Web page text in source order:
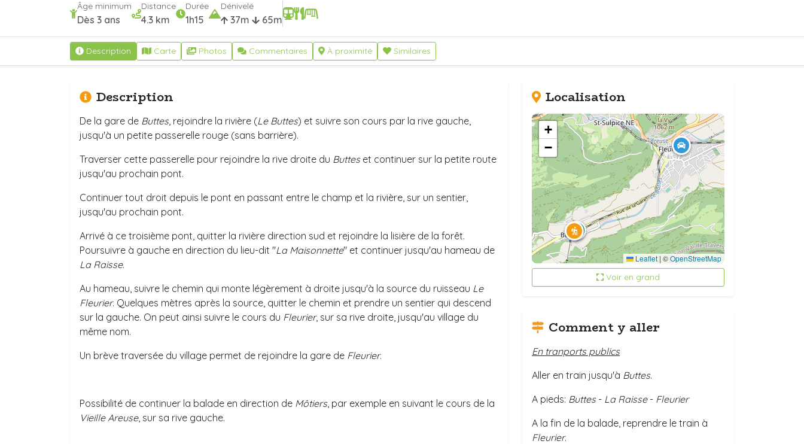
Âge minimum
Dès 3 ans
Distance
4.3 km
Durée
1h15
Dénivelé
37m 65m
Description Carte Photos Commentaires À proximité Similaires
Description
De la gare de Buttes, rejoindre la rivière (Le Buttes) et suivre son cours par la rive gauche,
jusqu'à un petite passerelle rouge (sans barrière).
Traverser cette passerelle pour rejoindre la rive droite du Buttes et continuer sur la petite route
jusqu'au prochain pont.
Continuer tout droit depuis le pont en passant entre le champ et la rivière, sur un sentier,
jusqu'au prochain pont.
Arrivé à ce troisième pont, quitter la rivière direction sud et rejoindre la lisière de la forêt.
Poursuivre à gauche en direction du lieu-dit "La Maisonnette" et continuer jusqu'au hameau de
La Raisse.
Au hameau, suivre le chemin qui monte légèrement à droite jusqu'à la source du ruisseau Le
Fleurier. Quelques mètres après la source, quitter le chemin et prendre un sentier qui descend
sur la gauche. On peut ainsi suivre le cours du Fleurier, sur sa rive droite, jusqu'au village du
même nom.
Un brève traversée du village permet de rejoindre la gare de Fleurier.
Possibilité de continuer la balade en direction de Môtiers, par exemple en suivant le cours de la
Vieille Areuse, sur sa rive gauche.
Localisation
+
−
Leaflet | ©OpenStreetMap
Voir en grand
Comment y aller
En tranports publics
Aller en train jusqu'à Buttes.
A pieds: Buttes - La Raisse- Fleurier
A la fin de la balade, reprendre le train à
Fleurier.